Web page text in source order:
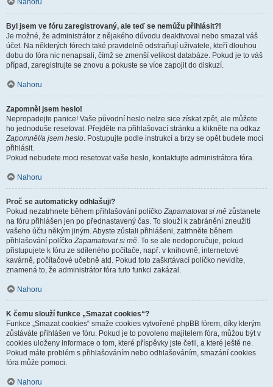
Nahoru
Byl jsem ve fóru zaregistrovaný, ale teď se nemůžu přihlásit?!
Je možné, že administrátor z nějakého důvodu deaktivoval nebo smazal váš
účet. Na některých fórech také pravidelně odstraňují uživatele, kteří dlouhou
dobu do fóra nic nenapsali, čímž se zmenší velikost databáze. Pokud je to váš
případ, zaregistrujte se znovu a pokuste se více zapojit do diskuzí.
Nahoru
Zapomněl jsem heslo!
Nepropadejte panice! Vaše původní heslo nelze sice získat zpět, ale můžete
ho jednoduše resetovat. Přejděte na přihlašovací stránku a klikněte na odkaz
Zapomněl/a jsem heslo. Postupujte podle instrukcí a brzy se opět budete moci
přihlásit.
Pokud nebudete moci resetovat vaše heslo, kontaktujte administrátora fóra.
Nahoru
Proč se automaticky odhlašuji?
Pokud nezatrhnete během přihlašování políčkoZapamatovat si mě zůstanete
na fóru přihlášen jen po přednastavený čas. To slouží k zabránění zneužití
vašeho účtu někým jiným. Abyste zůstali přihlášeni, zatrhněte během
přihlašování políčkoZapamatovat si mě. To se ale nedoporučuje, pokud
přistupujete k fóru ze sdíleného počítače, např. v knihovně, internetové
kavárně, počítačové učebně atd. Pokud toto zaškrtávací políčko nevidíte,
znamená to, že administrátor fóra tuto funkci zakázal.
Nahoru
K čemu slouží funkce „Smazat cookies“?
Funkce „Smazat cookies“ smaže cookies vytvořené phpBB fórem, díky kterým
zůstáváte přihlášen ve fóru. Pokud je to povoleno majitelem fóra, můžou být v
cookies uloženy informace o tom, které příspěvky jste četli, a které ještě ne.
Pokud máte problém s přihlašováním nebo odhlašováním, smazání cookies
fóra může pomoci.
Nahoru